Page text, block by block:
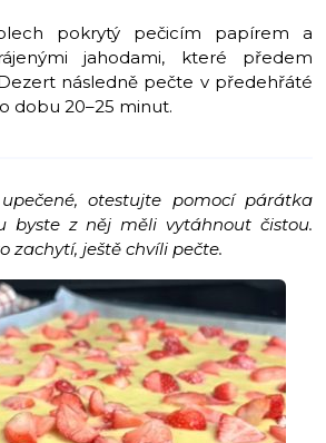
pokrytý pečicím papírem a
jahodami, které předem
následně pečte v předehřáté
dobu 20–25 minut.
otestujte pomocí párátka
byste z něj měli vytáhnout čistou.
zachytí, ještě chvíli pečte.